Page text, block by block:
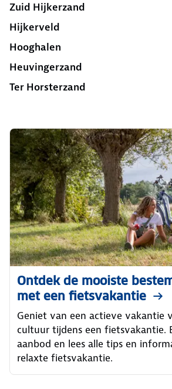
Zuid Hijkerzand
Hijkerveld
Hooghalen
Heuvingerzand
Ter Horsterzand
Ontdek de mooiste
met een fietsvakantie
Geniet van een actieve vakantie
cultuur tijdens een fietsvakantie.
aanbod en lees alle tips en
relaxte fietsvakantie.